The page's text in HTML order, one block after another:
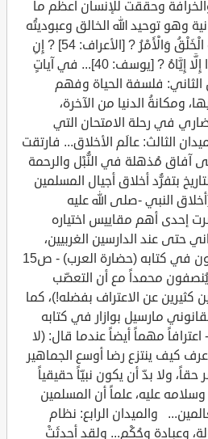
وحققت للإنسان أعظم ما
وهو توحيد الله الخالق وعبوديتُه
وإفرادُه بالحاكمية ? أَلَا لَهُ الْخَلْقُ وَالْأَمْرُ ? [الأعراف: 54] ? إِنِ
الْحُكْمُ إِلَّا لِلَّهِ أَمَرَ أَلَّا تَعْبُدُوا إِلَّا إِيَّاهُ ? [يوسف: 40]... في آياتٍ
الثاني: فلسفة الحياة وفهم
ومكانةُ الدنيا من الآخرة،
في رحلة الامتحان التي
الثالث: عالَم الأخلاق... فارتقت
آفاق مُذهلة في النُّبْل والرحمة
بتفرُّد أخلاق أجيال المسلمين
النبي -صلى الله عليه
إحدى أهم مقاييس اختياره
حتى عند الدارسين الغربيين،
فمثلاً اعترف غوستاف لوبون في كتابه (حضارة العرب) - ص15
محمداً مع أن التعصّب
كثيرين عن الاعتراف بفضله!)، كما
مارسيل بوازار في كتابه
(إنسانية الإسلام) - ص46 - اعترافاً مهماً أيضاً عندما قال: (لا
كيف ينتزع رضا أوسع الجماهير
ولا بدّ أن يكون نبيّاً حقيقياً
وسلامه عليه، علماً أن المسلمين
والميدان الرابع: نظام
وعبادة وحُكْم... ولقد أحدثَتْ